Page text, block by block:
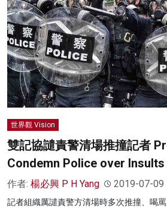
世界觀 Vision
雙記協譴責警清場推撞記者
Condemn Police over
作者: 楊必興 P H Yang 2019-07-09
記者組織厲譴責警方清場時多次推撞、喝